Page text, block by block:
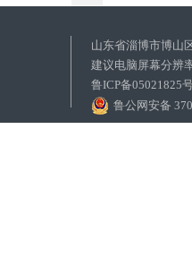
山东省淄博市博
建议电脑屏幕分辨
鲁ICP备05021825
鲁公网安备